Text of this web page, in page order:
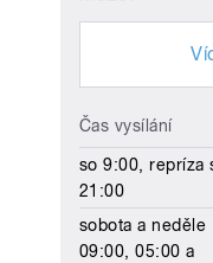
Čas vysílání
so 9:00, repríza
21:00
sobota a neděle
09:00, 05:00 a